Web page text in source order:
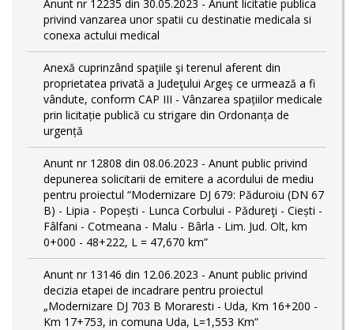
Anunt nr 12235 din 30.05.2023 - Anunt licitatie publica
privind vanzarea unor spatii cu destinatie medicala si
conexa actului medical
Anexă cuprinzând spaţiile şi terenul aferent din
proprietatea privată a Judeţului Argeş ce urmează a fi
vândute, conform CAP III - Vânzarea spațiilor medicale
prin licitație publică cu strigare din Ordonanța de
urgență
Anunt nr 12808 din 08.06.2023 - Anunt public privind
depunerea solicitarii de emitere a acordului de mediu
pentru proiectul “Modernizare DJ 679: Păduroiu (DN 67
B) - Lipia - Popești - Lunca Corbului - Pădureţi - Ciești -
Fâlfani - Cotmeana - Malu - Bârla - Lim. Jud. Olt, km
0+000 - 48+222, L = 47,670 km”
Anunt nr 13146 din 12.06.2023 - Anunt public privind
decizia etapei de incadrare pentru proiectul
„Modernizare DJ 703 B Moraresti - Uda, Km 16+200 -
Km 17+753, in comuna Uda, L=1,553 Km”